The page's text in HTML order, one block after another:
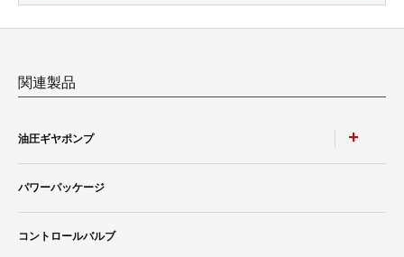
関連製品
油圧ギヤポンプ
二連ポンプ
パワーパッケージ
コントロールバルブ